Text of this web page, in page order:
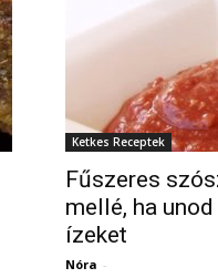
Ketkes Receptek
Fűszeres
mellé, ha
ízeket
Nóra -